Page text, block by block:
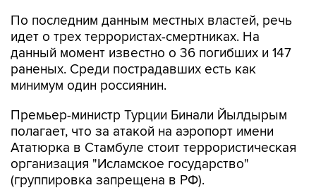
По последним данным местных властей, речь
идет о трех террористах-смертниках. На
данный момент известно о 36 погибших и 147
раненых. Среди пострадавших есть как
минимум один россиянин.
Премьер-министр Турции Бинали Йылдырым
полагает, что за атакой на аэропорт имени
Ататюрка в Стамбуле стоит террористическая
организация "Исламское государство"
(группировка запрещена в РФ).